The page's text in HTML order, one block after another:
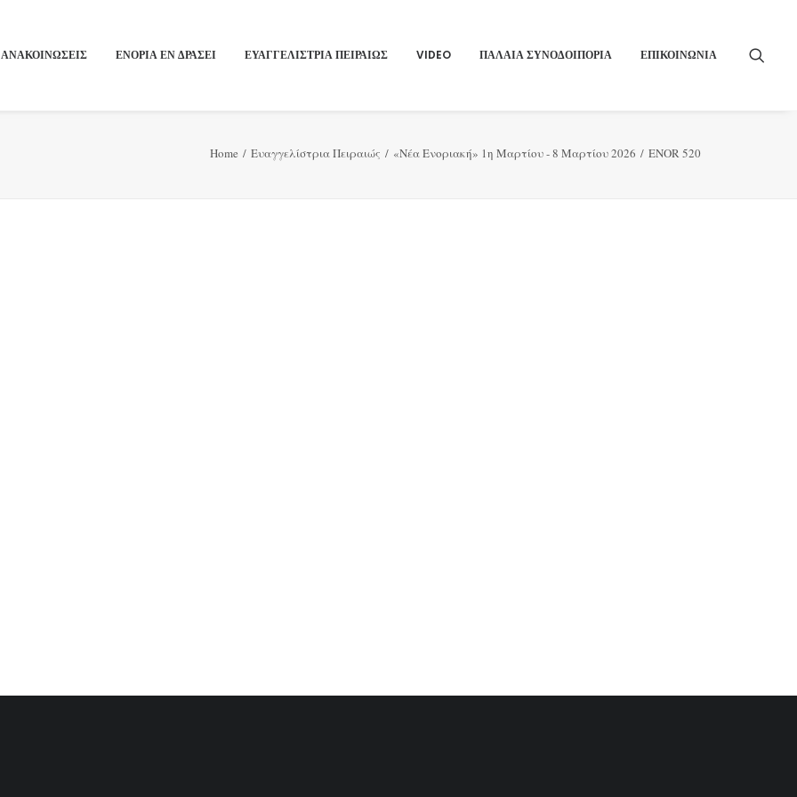
ΑΝΑΚΟΙΝΩΣΕΙΣ ΕΝΟΡΙΑ ΕΝ ΔΡΑΣΕΙ ΕΥΑΓΓΕΛΙΣΤΡΙΑ ΠΕΙΡΑΙΏΣ VIDEO ΠΑΛΑΙΑ ΣΥΝΟΔΟΙΠΟΡΙΑ ΕΠΙΚΟΙΝΩΝΙΑ
Home Ευαγγελίστρια Πειραιώς «Νέα Ενοριακή» 1η Μαρτίου - 8 Μαρτίου 2026 ENOR 520